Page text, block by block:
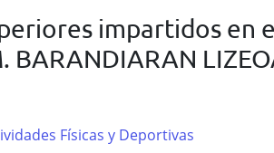
impartidos en
BARANDIARAN
Físicas y Deportivas